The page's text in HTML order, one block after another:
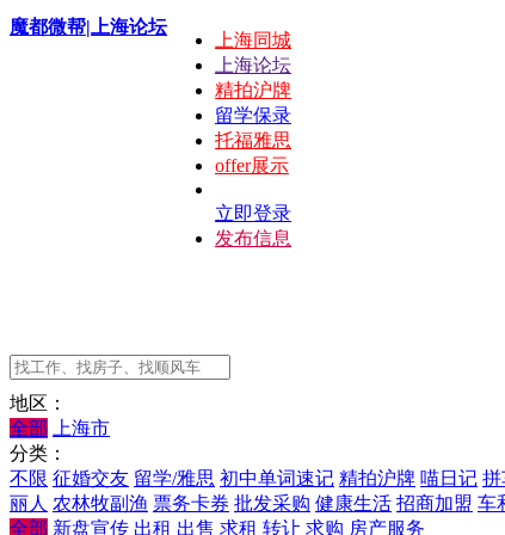
魔都微帮|上海论坛
上海同城
上海论坛
精拍沪牌
留学保录
托福雅思
offer展示
立即登录
发布信息
地区：
全部
上海市
分类：
不限 征婚交友 留学/雅思 初中单词速记 精拍沪牌 喵日记 拼
丽人 农林牧副渔 票务卡券 批发采购 健康生活 招商加盟 车
全部 新盘宣传 出租 出售 求租 转让 求购 房产服务